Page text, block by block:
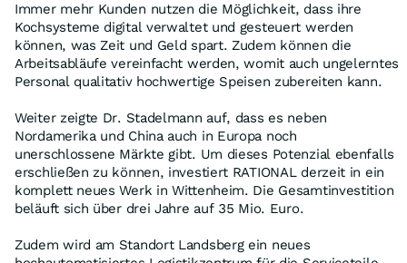
Immer mehr Kunden nutzen die Möglichkeit, dass ihre
Kochsysteme digital verwaltet und gesteuert werden
können, was Zeit und Geld spart. Zudem können die
Arbeitsabläufe vereinfacht werden, womit auch ungelerntes
Personal qualitativ hochwertige Speisen zubereiten kann.
Weiter zeigte Dr. Stadelmann auf, dass es neben
Nordamerika und China auch in Europa noch
unerschlossene Märkte gibt. Um dieses Potenzial ebenfalls
erschließen zu können, investiert RATIONAL derzeit in ein
komplett neues Werk in Wittenheim. Die Gesamtinvestition
beläuft sich über drei Jahre auf 35 Mio. Euro.
Zudem wird am Standort Landsberg ein neues